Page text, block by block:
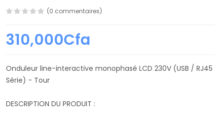
(0 commentaires)
310,000Cfa
Onduleur line-interactive monophasé LCD 230V (USB / RJ45
Série) - Tour
DESCRIPTION DU PRODUIT :